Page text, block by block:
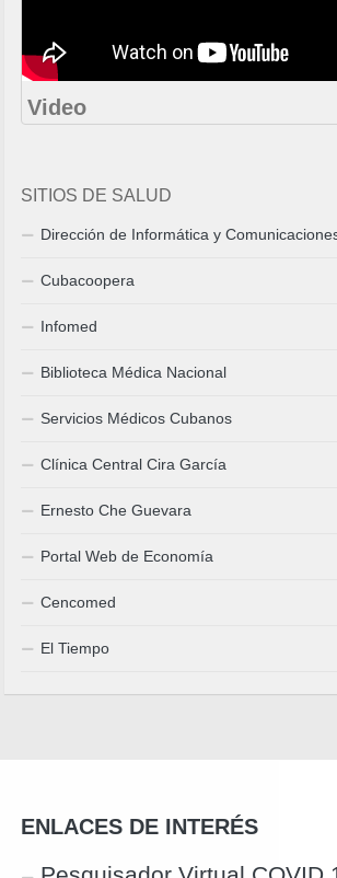
Video
SITIOS DE SALUD
Dirección de Informática y
Cubacoopera
Infomed
Biblioteca Médica Nacional
Servicios Médicos Cubanos
Clínica Central Cira García
Ernesto Che Guevara
Portal Web de Economía
Cencomed
El Tiempo
ENLACES DE INTERÉS